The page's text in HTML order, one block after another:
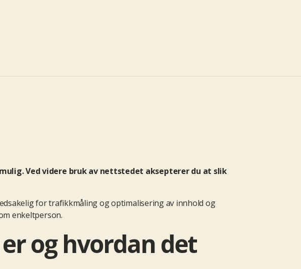
. Ved videre bruk av nettstedet aksepterer du at slik
for trafikkmåling og optimalisering av innhold og
enkeltperson.
og hvordan det